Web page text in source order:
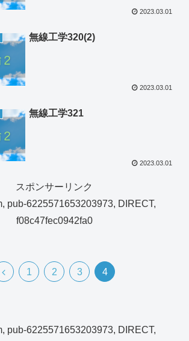
2023.03.01
無線工学320(2)
2023.03.01
無線工学321
2023.03.01
スポンサーリンク
pub-6225571653203973, DIRECT,
f08c47fec0942fa0
1 2 3 4
pub-6225571653203973, DIRECT,